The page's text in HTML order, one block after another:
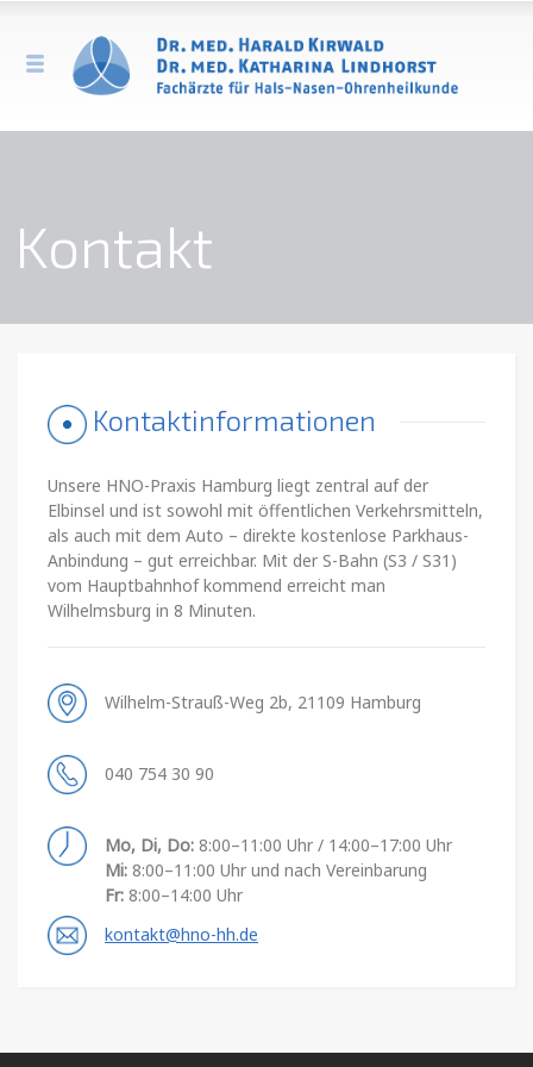
Kontakt
Kontaktinformationen
Unsere HNO-Praxis Hamburg liegt zentral auf der
Elbinsel und ist sowohl mit öffentlichen Verkehrsmitteln,
als auch mit dem Auto – direkte kostenlose Parkhaus-
Anbindung – gut erreichbar. Mit der S-Bahn (S3 / S31)
vom Hauptbahnhof kommend erreicht man
Wilhelmsburg in 8 Minuten.
Wilhelm-Strauß-Weg 2b, 21109 Hamburg
040 754 30 90
Mo, Di, Do: 8:00–11:00 Uhr / 14:00–17:00 Uhr
Mi: 8:00–11:00 Uhr und nach Vereinbarung
Fr: 8:00–14:00 Uhr
kontakt@hno-hh.de